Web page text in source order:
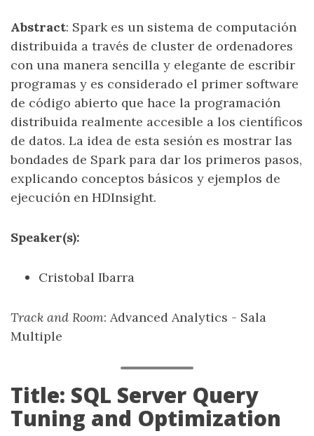
Abstract: Spark es un sistema de computación
distribuida a través de cluster de ordenadores
con una manera sencilla y elegante de escribir
programas y es considerado el primer software
de código abierto que hace la programación
distribuida realmente accesible a los científicos
de datos. La idea de esta sesión es mostrar las
bondades de Spark para dar los primeros pasos,
explicando conceptos básicos y ejemplos de
ejecución en HDInsight.
Speaker(s):
Cristobal Ibarra
Track and Room: Advanced Analytics - Sala
Multiple
Title: SQL Server Query
Tuning and Optimization